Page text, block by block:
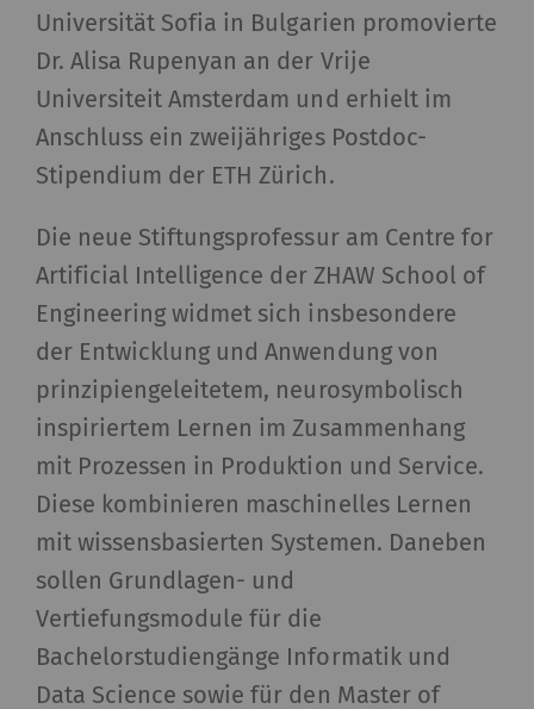
Universität Sofia in Bulgarien promovierte
Dr. Alisa Rupenyan an der Vrije
Universiteit Amsterdam und erhielt im
Anschluss ein zweijähriges Postdoc-
Stipendium der ETH Zürich.
Die neue Stiftungsprofessur am Centre for
Artificial Intelligence der ZHAW School of
Engineering widmet sich insbesondere
der Entwicklung und Anwendung von
prinzipiengeleitetem, neurosymbolisch
inspiriertem Lernen im Zusammenhang
mit Prozessen in Produktion und Service.
Diese kombinieren maschinelles Lernen
mit wissensbasierten Systemen. Daneben
sollen Grundlagen- und
Vertiefungsmodule für die
Bachelorstudiengänge Informatik und
Data Science sowie für den Master of